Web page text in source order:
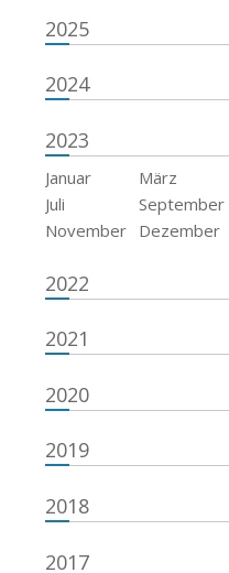
2025
2024
2023
Januar März
Juli
September
November
Dezember
2022
2021
2020
2019
2018
2017